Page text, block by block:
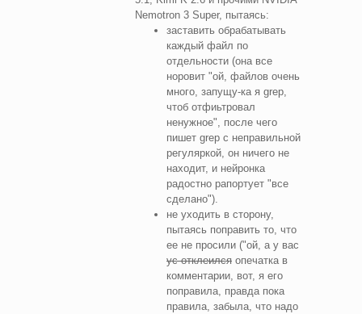
Nemotron 3 Super, пытаясь:
заставить обрабатывать
каждый файл по
отдельности (она все
норовит "ой, файлов очень
много, запущу-ка я grep,
чтоб отфиьтровал
ненужное", после чего
пишет grep с неправильной
регуляркой, он ничего не
находит, и нейронка
радостно рапортует "все
сделано").
не уходить в сторону,
пытаясь поправить то, что
ее не просили ("ой, а у вас
ус отклеился опечатка в
комментарии, вот, я его
поправила, правда пока
правила, забыла, что надо